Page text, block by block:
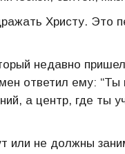
Христу. Это
недавно
ответил ему:
а центр, где ты
или не должны